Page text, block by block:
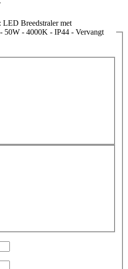
LED Breedstraler met
50W - 4000K - IP44 - Vervangt